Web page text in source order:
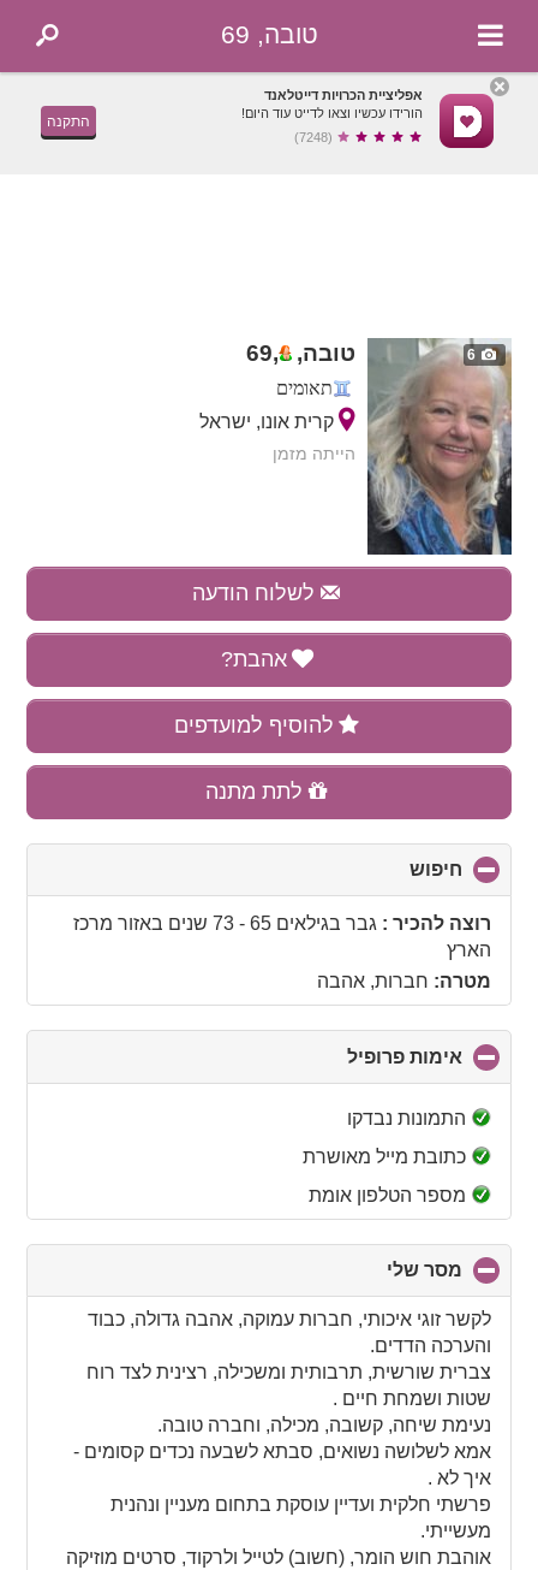
טובה, 69
אפליציית הכרויות דייטלאנד
הורידו עכשיו וצאו לדייט עוד היום!
(7248)
התקנה
6 טובה, ,
69
תאומים
קרית אונו, ישראל
הייתה מזמן
לשלוח הודעה
אהבת?
להוסיף למועדפים
לתת מתנה
חיפוש
to
collapseרוצה להכיר : גבר בגילאים 65 - 73 שנים באזור מרכז
הארץ
מטרה: חברות, אהבה
אימות פרופיל
to
התמונות נבדקו
כתובת מייל מאושרת
מספר הטלפון אומת
מסר שלי
to
collapse
contents
לקשר זוגי איכותי, חברות עמוקה, אהבה גדולה, כבוד
והערכה הדדים.
צברית שורשית, תרבותית ומשכילה, רצינית לצד רוח
שטות ושמחת חיים .
נעימת שיחה, קשובה, מכילה, וחברה טובה.
אמא לשלושה נשואים, סבתא לשבעה נכדים קסומים -
איך לא .
פרשתי חלקית ועדיין עוסקת בתחום מעניין ונהנית
מעשייתי.
אוהבת חוש הומר, (חשוב) לטייל ולרקוד, סרטים מוזיקה